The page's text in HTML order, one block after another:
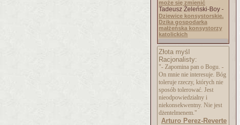
może się zmienić
Tadeusz Żeleński-Boy -
Dziewice konsystorskie.
Dzika gospodarka
małżeńska konsystorzy
katolickich
Złota myśl
Racjonalisty:
"- Zapomina pan o Bogu. -
On mnie nie interesuje. Bóg
toleruje rzeczy, których nie
sposób tolerować. Jest
nieodpowiedzialny i
niekonsekwentny. Nie jest
dżentelmenem."
Arturo Perez-Reverte